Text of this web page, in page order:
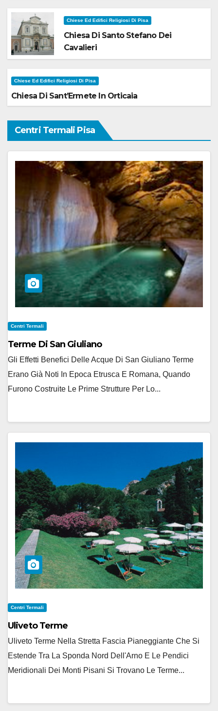
Chiese Ed Edifici Religiosi Di Pisa
Chiesa Di Santo Stefano Dei
Cavalieri
Chiese Ed Edifici Religiosi Di Pisa
Chiesa Di Sant’Ermete In Orticaia
Centri Termali Pisa
Centri Termali
Terme Di San Giuliano
Gli Effetti Benefici Delle Acque Di San Giuliano Terme
Erano Già Noti In Epoca Etrusca E Romana, Quando
Furono Costruite Le Prime Strutture Per Lo...
Centri Termali
Uliveto Terme
Uliveto Terme Nella Stretta Fascia Pianeggiante Che Si
Estende Tra La Sponda Nord Dell'Arno E Le Pendici
Meridionali Dei Monti Pisani Si Trovano Le Terme...